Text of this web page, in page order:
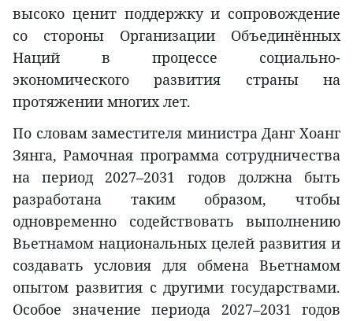
высоко ценит поддержку и сопровождение
со стороны Организации Объединённых
Наций в процессе социально-
экономического развития страны на
протяжении многих лет.
По словам заместителя министра Данг Хоанг
Зянга, Рамочная программа сотрудничества
на период 2027–2031 годов должна быть
разработана таким образом, чтобы
одновременно содействовать выполнению
Вьетнамом национальных целей развития и
создавать условия для обмена Вьетнамом
опытом развития с другими государствами.
Особое значение периода 2027–2031 годов